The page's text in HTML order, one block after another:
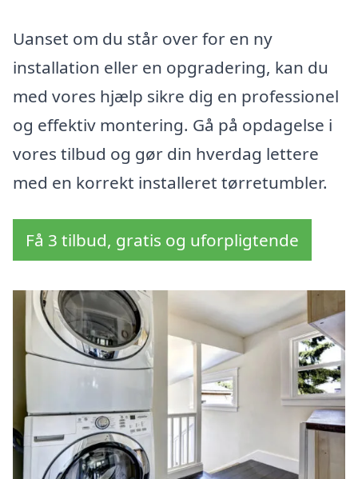
Uanset om du står over for en ny
installation eller en opgradering, kan du
med vores hjælp sikre dig en professionel
og effektiv montering. Gå på opdagelse i
vores tilbud og gør din hverdag lettere
med en korrekt installeret tørretumbler.
Få 3 tilbud, gratis og uforpligtende